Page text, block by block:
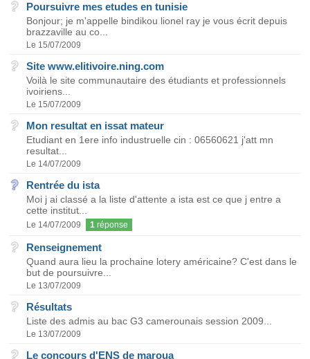
Poursuivre mes etudes en tunisie
Bonjour; je m'appelle bindikou lionel ray je vous écrit depuis
brazzaville au co...
Le 15/07/2009
Site www.elitivoire.ning.com
Voilà le site communautaire des étudiants et professionnels
ivoiriens...
Le 15/07/2009
Mon resultat en issat mateur
Etudiant en 1ere info industruelle cin : 06560621 j'att mn
resultat...
Le 14/07/2009
Rentrée du ista
Moi j ai classé a la liste d'attente a ista est ce que j entre a
cette institut...
Le 14/07/2009 1 réponse
Renseignement
Quand aura lieu la prochaine lotery américaine? C'est dans le
but de poursuivre...
Le 13/07/2009
Résultats
Liste des admis au bac G3 camerounais session 2009...
Le 13/07/2009
Le concours d'ENS de maroua